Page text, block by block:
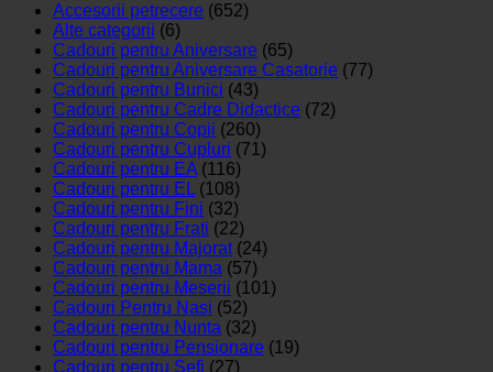
Accesorii petrecere (652)
Alte categorii (6)
Cadouri pentru Aniversare (65)
Cadouri pentru Aniversare Casatorie (77)
Cadouri pentru Bunici (43)
Cadouri pentru Cadre Didactice (72)
Cadouri pentru Copii (260)
Cadouri pentru Cupluri (71)
Cadouri pentru EA (116)
Cadouri pentru EL (108)
Cadouri pentru Fini (32)
Cadouri pentru Frati (22)
Cadouri pentru Majorat (24)
Cadouri pentru Mama (57)
Cadouri pentru Meserii (101)
Cadouri Pentru Nasi (52)
Cadouri pentru Nunta (32)
Cadouri pentru Pensionare (19)
Cadouri pentru Sefi (27)